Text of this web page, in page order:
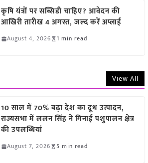
कृषि यंत्रों पर सब्सिडी चाहिए? आवेदन की
आखिरी तारीख 4 अगस्त, जल्द करें अप्लाई
August 4, 2026 1 min read
View All
10 साल में 70% बढ़ा देश का दूध उत्पादन,
राज्यसभा में ललन सिंह ने गिनाईं पशुपालन क्षेत्र
की उपलब्धियां
August 7, 2026 5 min read